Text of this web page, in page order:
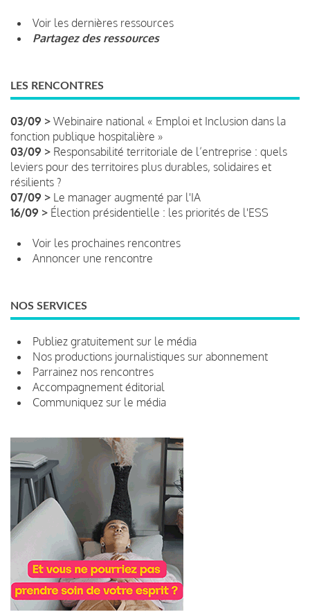
Voir les dernières ressources
Partagez des ressources
LES RENCONTRES
03/09 > Webinaire national « Emploi et Inclusion dans la
fonction publique hospitalière »
03/09 > Responsabilité territoriale de l’entreprise : quels
leviers pour des territoires plus durables, solidaires et
résilients ?
07/09 > Le manager augmenté par l'IA
16/09 > Élection présidentielle : les priorités de l'ESS
Voir les prochaines rencontres
Annoncer une rencontre
NOS SERVICES
Publiez gratuitement sur le média
Nos productions journalistiques sur abonnement
Parrainez nos rencontres
Accompagnement éditorial
Communiquez sur le média